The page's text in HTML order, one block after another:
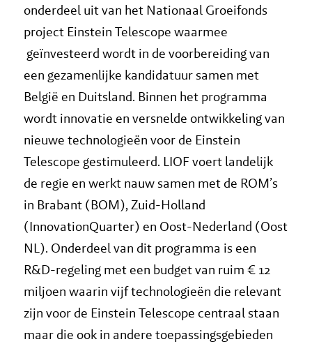
onderdeel uit van het Nationaal Groeifonds
project Einstein Telescope waarmee
geïnvesteerd wordt in de voorbereiding van
een gezamenlijke kandidatuur samen met
België en Duitsland. Binnen het programma
wordt innovatie en versnelde ontwikkeling van
nieuwe technologieën voor de Einstein
Telescope gestimuleerd. LIOF voert landelijk
de regie en werkt nauw samen met de ROM’s
in Brabant (BOM), Zuid-Holland
(InnovationQuarter) en Oost-Nederland (Oost
NL). Onderdeel van dit programma is een
R&D-regeling met een budget van ruim € 12
miljoen waarin vijf technologieën die relevant
zijn voor de Einstein Telescope centraal staan
maar die ook in andere toepassingsgebieden